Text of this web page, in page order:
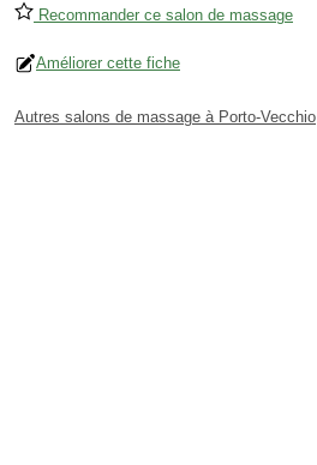
Recommander ce salon de massage
Améliorer cette fiche
Autres salons de massage à Porto-Vecchio